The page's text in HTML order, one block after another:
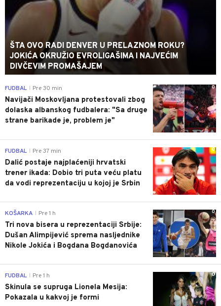
ŠTA OVO RADI DENVER U PRELAZNOM ROKU?
JOKIĆA OKRUŽIO EVROLIGAŠIMA I NAJVEĆIM
DIVČEVIM PROMAŠAJEM
0
FUDBAL Pre 30 min
Navijači Moskovljana protestovali zbog
dolaska albanskog fudbalera: "Sa druge
strane barikade je, problem je"
0
FUDBAL Pre 37 min
Dalić postaje najplaćeniji hrvatski
trener ikada: Dobio tri puta veću platu
da vodi reprezentaciju u kojoj je Srbin
0
KOŠARKA Pre 1 h
Tri nova bisera u reprezentaciji Srbije:
Dušan Alimpijević sprema nasljednike
Nikole Jokića i Bogdana Bogdanovića
0
FUDBAL Pre 1 h
Skinula se supruga Lionela Mesija:
Pokazala u kakvoj je formi